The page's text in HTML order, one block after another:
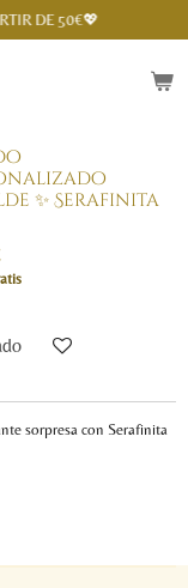
DE 50€💖
✨ Serafinita
sorpresa con Serafinita